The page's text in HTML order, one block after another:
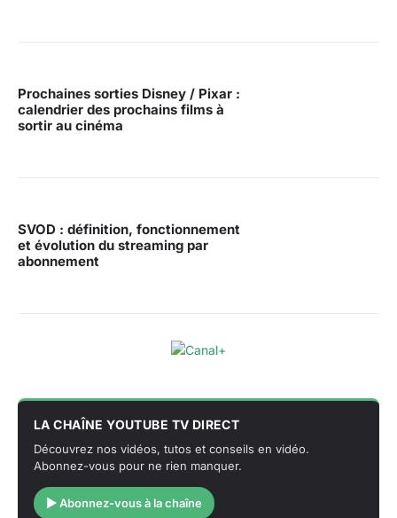
Prochaines sorties Disney / Pixar :
calendrier des prochains films à
sortir au cinéma
SVOD : définition, fonctionnement
et évolution du streaming par
abonnement
LA CHAÎNE YOUTUBE TV DIRECT
Découvrez nos vidéos, tutos et conseils en vidéo.
Abonnez-vous pour ne rien manquer.
▶ Abonnez-vous à la chaîne